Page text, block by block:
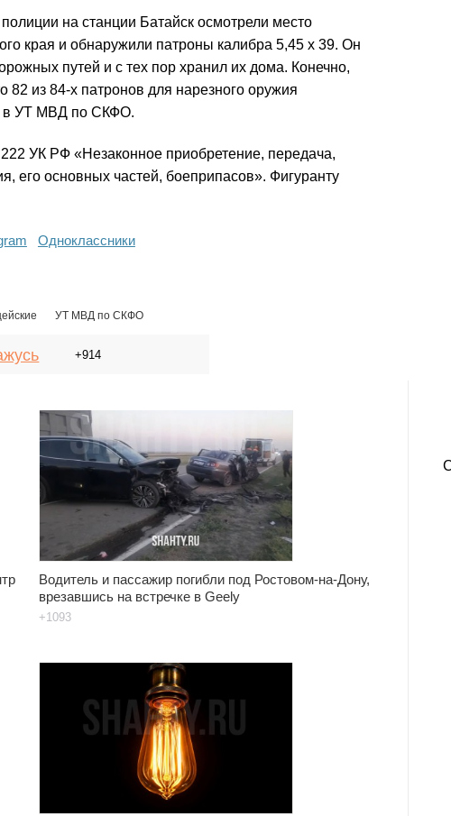
на станции Батайск осмотрели место
края и обнаружили патроны калибра 5,45 х 39. Он
путей и с тех пор хранил их дома. Конечно,
82 из 84-х патронов для нарезного оружия
в УТ МВД по СКФО.
УК РФ «Незаконное приобретение, передача,
его основных частей, боеприпасов». Фигуранту
Одноклассники
УТ МВД по СКФО
+914
Водитель и пассажир погибли под Ростовом-на-Дону,
врезавшись на встречке в Geely
+1093